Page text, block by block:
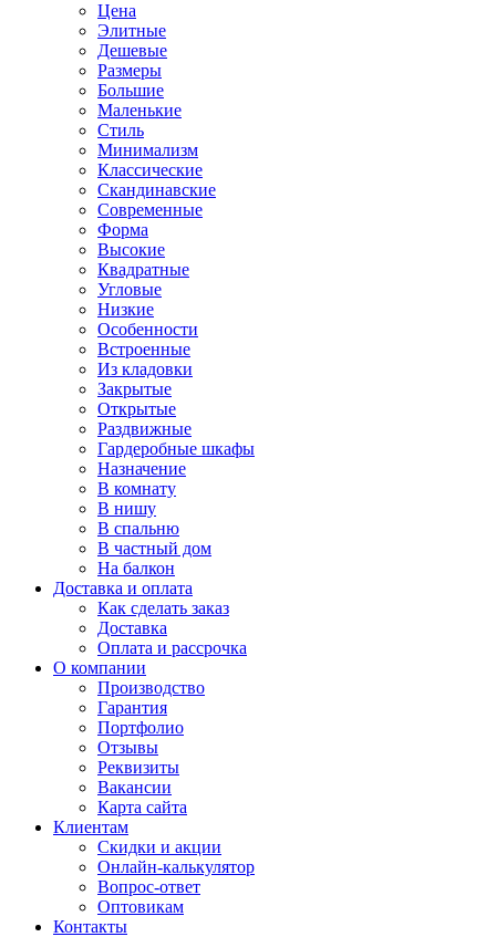
Цена
Элитные
Дешевые
Размеры
Большие
Маленькие
Стиль
Минимализм
Классические
Скандинавские
Современные
Форма
Высокие
Квадратные
Угловые
Низкие
Особенности
Встроенные
Из кладовки
Закрытые
Открытые
Раздвижные
Гардеробные шкафы
Назначение
В комнату
В нишу
В спальню
В частный дом
На балкон
Доставка и оплата
Как сделать заказ
Доставка
Оплата и рассрочка
О компании
Производство
Гарантия
Портфолио
Отзывы
Реквизиты
Вакансии
Карта сайта
Клиентам
Скидки и акции
Онлайн-калькулятор
Вопрос-ответ
Оптовикам
Контакты